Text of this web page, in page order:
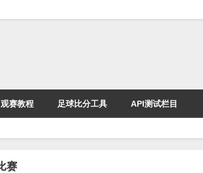
观赛教程 足球比分工具 API测试栏目
赛